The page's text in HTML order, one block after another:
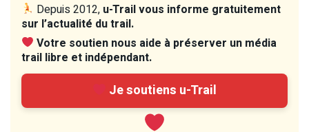
Depuis 2012, u-Trail vous informe gratuitement
sur l’actualité du trail.
Votre soutien nous aide à préserver un média
trail libre et indépendant.
Je soutiens u-Trail